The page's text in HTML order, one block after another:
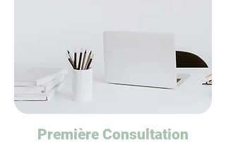
Première Consultation